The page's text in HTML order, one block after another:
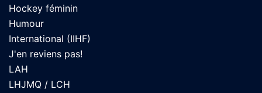
Hockey féminin
Humour
International (IIHF)
J'en reviens pas!
LAH
LHJMQ / LCH